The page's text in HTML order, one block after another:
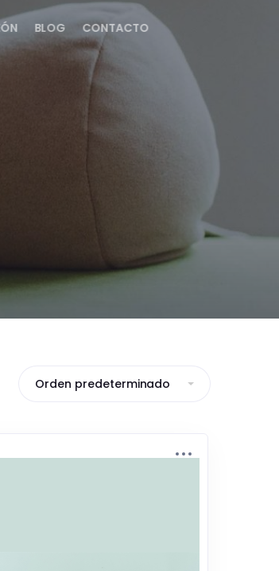
BLOG CONTACTO
Orden predeterminado